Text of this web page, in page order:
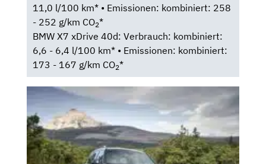
11,0 l/100 km* • Emissionen: kombiniert: 258
- 252 g/km CO2*
BMW X7 xDrive 40d: Verbrauch: kombiniert:
6,6 - 6,4 l/100 km* • Emissionen: kombiniert:
173 - 167 g/km CO2*